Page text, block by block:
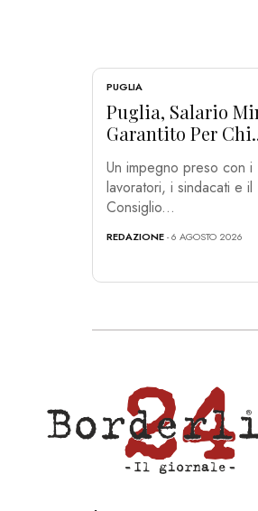
PUGLIA
Puglia, Salario
Garantito Per
Un impegno preso con i
lavoratori, i sindacati e il
Consiglio...
REDAZIONE- 6 AGOSTO 2026